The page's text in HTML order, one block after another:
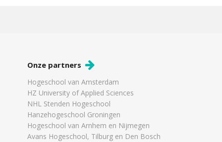
Onze partners
Hogeschool van Amsterdam
HZ University of Applied Sciences
NHL Stenden Hogeschool
Hanzehogeschool Groningen
Hogeschool van Arnhem en Nijmegen
Avans Hogeschool, Tilburg en Den Bosch